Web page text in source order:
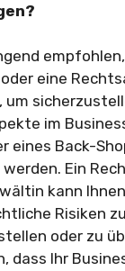
eine
um
im
eines Back-
Ein
kann
Risiken
oder zu
dass Ihr